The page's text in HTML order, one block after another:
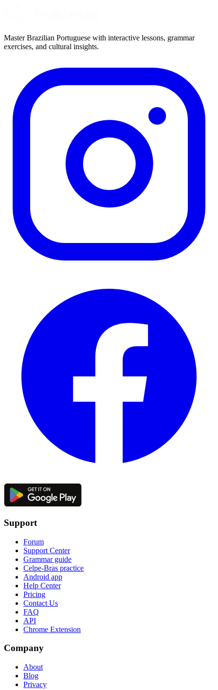
Master Brazilian Portuguese with interactive lessons, grammar
exercises, and cultural insights.
Support
Forum
Support Center
Grammar guide
Celpe-Bras practice
Android app
Help Center
Pricing
Contact Us
FAQ
API
Chrome Extension
Company
About
Blog
Privacy